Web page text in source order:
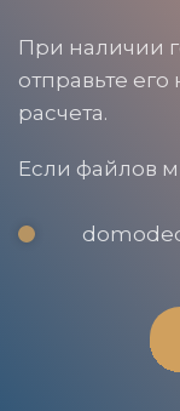
При наличии
отправьте
расчета.
Если файлов